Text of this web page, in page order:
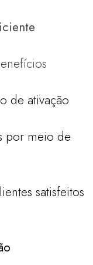
de ativação
por meio de
satisfeitos